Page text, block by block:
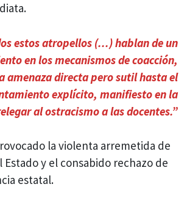
estos atropellos (...) hablan de un
en los mecanismos de coacción,
amenaza directa pero sutil hasta el
explícito, manifiesto en la
al ostracismo a las docentes.”
la violenta arremetida de
Estado y el consabido rechazo de
estatal.